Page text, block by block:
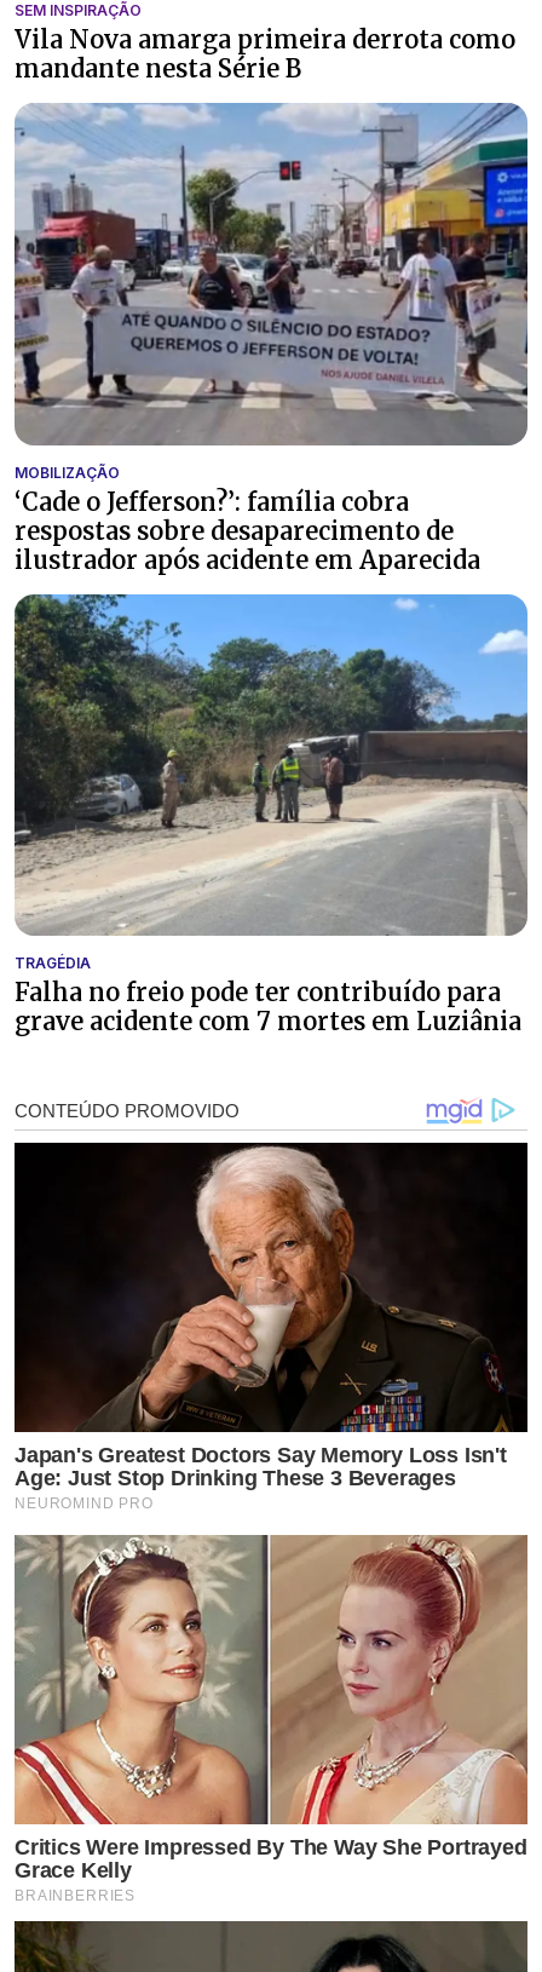
SEM INSPIRAÇÃO
Vila Nova amarga primeira derrota como
mandante nesta Série B
MOBILIZAÇÃO
‘Cade o Jefferson?’: família cobra
respostas sobre desaparecimento de
ilustrador após acidente em Aparecida
TRAGÉDIA
Falha no freio pode ter contribuído para
grave acidente com 7 mortes em Luziânia